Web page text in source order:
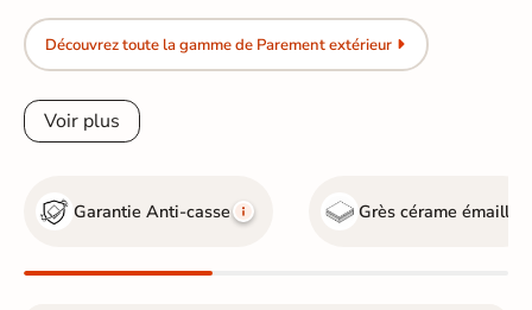
Découvrez toute la gamme de Parement extérieur
Voir plus
Garantie Anti-casse Grès cérame émaillé